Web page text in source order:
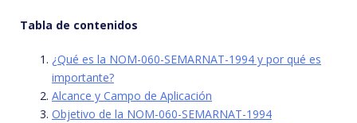
Tabla de contenidos
¿Qué es la NOM-060-SEMARNAT-1994 y por qué es
importante?
Alcance y Campo de Aplicación
Objetivo de la NOM-060-SEMARNAT-1994